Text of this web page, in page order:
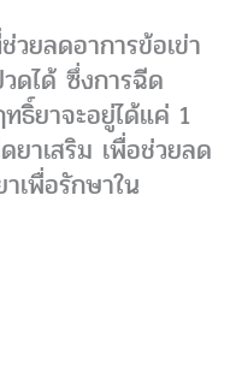
ยลดอาการข้อเข่า
ดได้ ซึ่งการฉีด
ธิ์ยาจะอยู่ได้แค่ 1
าเสริม เพื่อช่วยลด
เพื่อรักษาใน